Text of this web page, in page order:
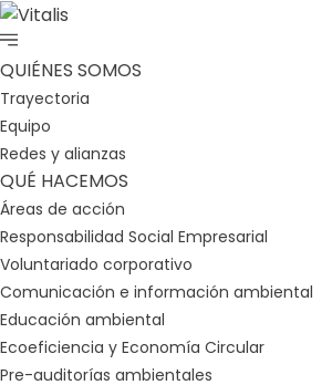
QUIÉNES SOMOS
Trayectoria
Equipo
Redes y alianzas
QUÉ HACEMOS
Áreas de acción
Responsabilidad Social Empresarial
Voluntariado corporativo
Comunicación e información ambiental
Educación ambiental
Ecoeficiencia y Economía Circular
Pre-auditorías ambientales